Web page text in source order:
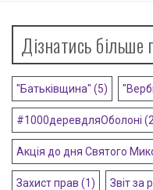
Дізнатись більше
"Батьківщина" (5)
#1000деревдляОболоні
Акція до дня Святого
Захист прав (1) Звіт за